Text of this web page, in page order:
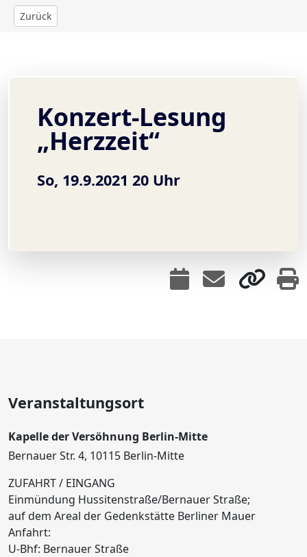
Zurück
Konzert-Lesung
„Herzzeit“
So, 19.9.2021 20 Uhr
Veranstaltungsort
Kapelle der Versöhnung Berlin-Mitte
Bernauer Str. 4, 10115 Berlin-Mitte
ZUFAHRT / EINGANG
Einmündung Hussitenstraße/Bernauer Straße;
auf dem Areal der Gedenkstätte Berliner Mauer
Anfahrt:
U-Bhf: Bernauer Straße